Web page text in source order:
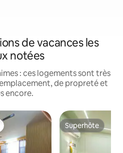
de vacances les
notées
: ces logements sont très
de propreté et
encore.
Superhôte
Superhôte